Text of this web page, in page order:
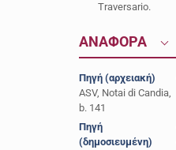
Traversario.
ΑΝΑΦΟΡΑ
Πηγή (αρχειακή)
ASV, Notai di Candia,
b. 141
Πηγή
(δημοσιευμένη)